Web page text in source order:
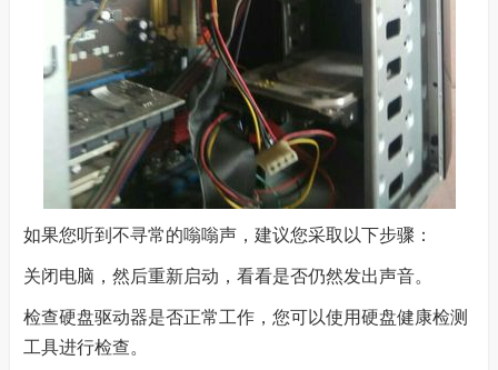
如果您听到不寻常的嗡嗡声，建议您采取以下步骤：
关闭电脑，然后重新启动，看看是否仍然发出声音。
检查硬盘驱动器是否正常工作，您可以使用硬盘健康检测
工具进行检查。